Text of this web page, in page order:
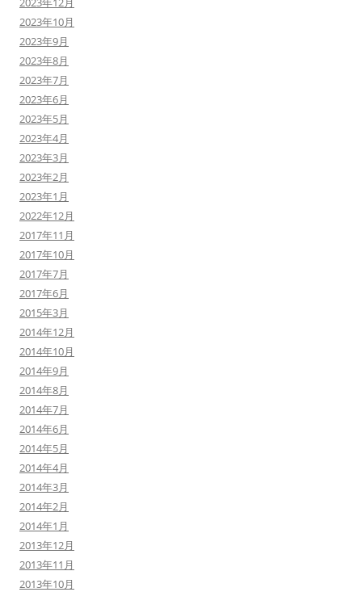
2023年10月
2023年9月
2023年8月
2023年7月
2023年6月
2023年5月
2023年4月
2023年3月
2023年2月
2023年1月
2022年12月
2017年11月
2017年10月
2017年7月
2017年6月
2015年3月
2014年12月
2014年10月
2014年9月
2014年8月
2014年7月
2014年6月
2014年5月
2014年4月
2014年3月
2014年2月
2014年1月
2013年12月
2013年11月
2013年10月